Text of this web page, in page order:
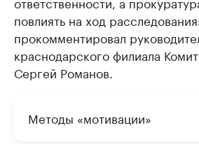
повлиять на ход
прокомментировал
краснодарского филиала
Сергей Романов.
Методы «мотивации»